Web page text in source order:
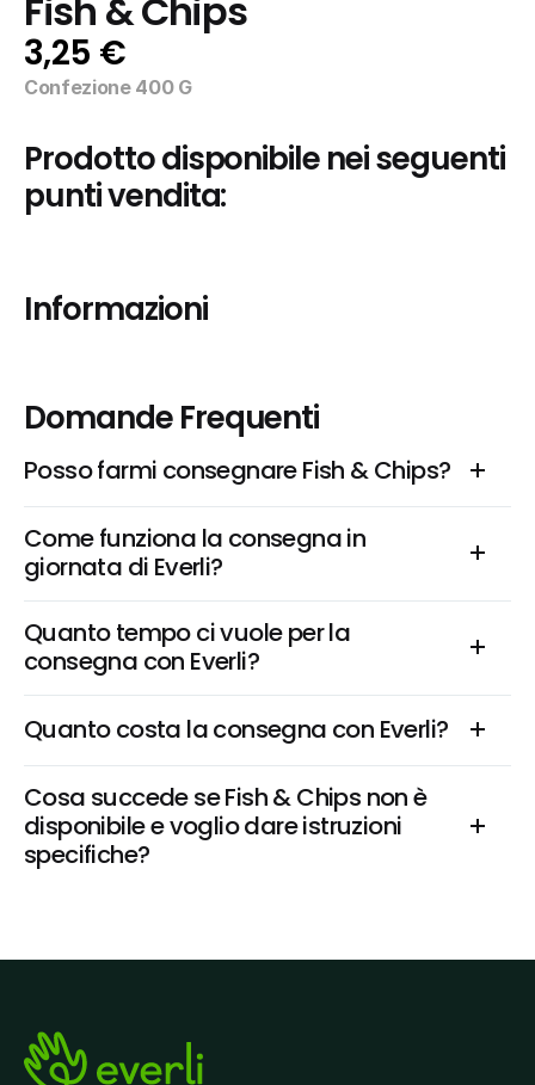
Fish & Chips
3,25 €
Confezione 400 G
Prodotto disponibile nei seguenti
punti vendita:
Informazioni
Domande Frequenti
Posso farmi consegnare Fish & Chips?
Come funziona la consegna in
giornata di Everli?
Quanto tempo ci vuole per la
consegna con Everli?
Quanto costa la consegna con Everli?
Cosa succede se Fish & Chips non è
disponibile e voglio dare istruzioni
specifiche?